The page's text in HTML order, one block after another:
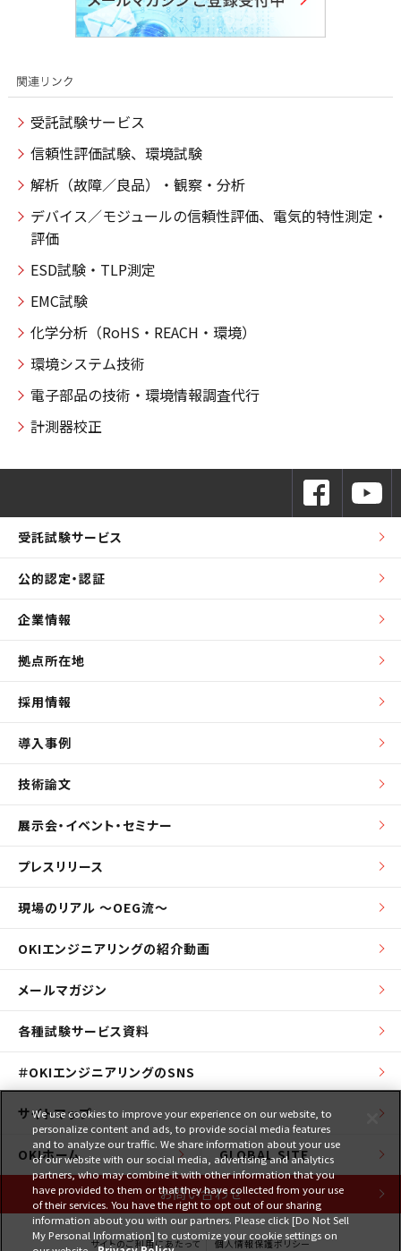
受託試験サービス
信頼性評価試験、環境試験
解析（故障／良品）・観察・分析
デバイス／モジュールの信頼性評価、電気的特性測定・
評価
ESD試験・TLP測定
EMC試験
化学分析（RoHS・REACH・環境）
環境システム技術
電子部品の技術・環境情報調査代行
計測器校正
受託試験サービス
公的認定・認証
企業情報
拠点所在地
採用情報
導入事例
技術論文
展示会・イベント・セミナー
プレスリリース
現場のリアル ～OEG流～
OKIエンジニアリングの紹介動画
メールマガジン
各種試験サービス資料
＃OKIエンジニアリングのSNS
サイトマップ
OKIホーム GLOBAL SITE
お問い合わせ
サイトのご利用にあたって 個人情報保護ポリシー
We use cookies to improve your experience on our website, to
personalize content and ads, to provide social media features
and to analyze our traffic. We share information about your use
of our website with our social media, advertising and analytics
partners, who may combine it with other information that you
have provided to them or that they have collected from your use
of their services. You have the right to opt out of our sharing
information about you with our partners. Please click [Do Not Sell
My Personal Information] to customize your cookie settings on